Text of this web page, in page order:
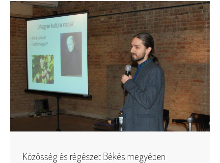
Közösség és régészet Békés megyében